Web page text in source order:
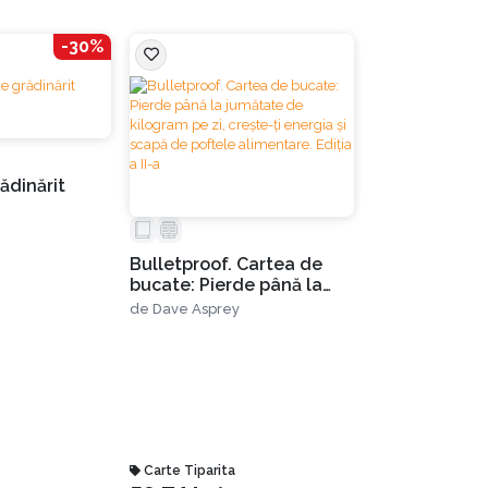
secolul XIX, autorul exemplificând astfel
relaxat, bazate pe aplicarea principiului
urma căreia va afla dacă există niște
profitabili. Autorul te va ghida să faci
-30%
Bulletproof. Cartea de
bucate: Pierde până la
jumătate de kilogram pe
de Dave Asprey
Carte Tiparita